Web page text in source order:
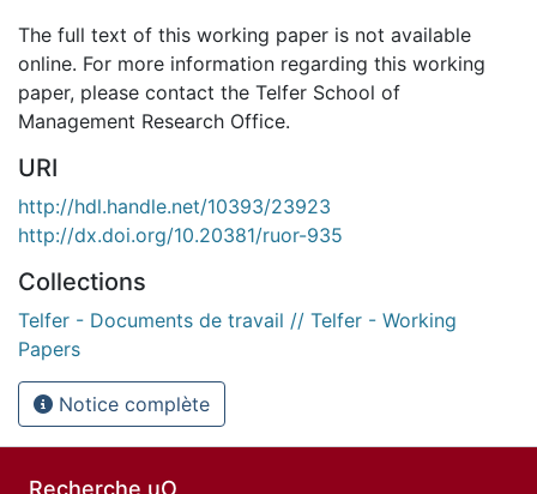
The full text of this working paper is not available
online. For more information regarding this working
paper, please contact the Telfer School of
Management Research Office.
URI
http://hdl.handle.net/10393/23923
http://dx.doi.org/10.20381/ruor-935
Collections
Telfer - Documents de travail // Telfer - Working
Papers
Notice complète
Recherche uO